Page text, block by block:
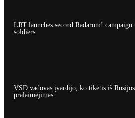
LRT launches second Radarom!
soldiers
VSD vadovas įvardijo, ko tikėtis iš
pralaimėjimas